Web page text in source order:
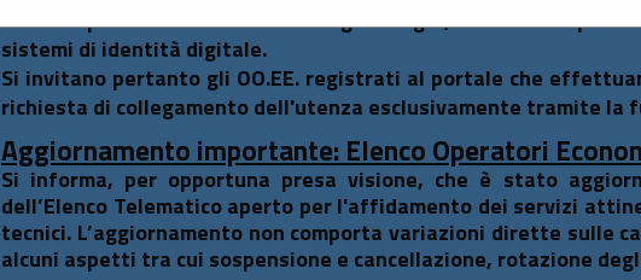
In ottemperanza alle normative vigenti AgID, l'accesso al
sistemi di identità digitale.
Si invitano pertanto gli OO.EE. registrati al portale che
richiesta di collegamento dell'utenza esclusivamente tramite la
Aggiornamento importante: Elenco Operatori
Si informa, per opportuna presa visione, che è stato
dell’Elenco Telematico aperto per l'affidamento dei servizi
tecnici. L’aggiornamento non comporta variazioni dirette sulle
alcuni aspetti tra cui sospensione e cancellazione, rotazione